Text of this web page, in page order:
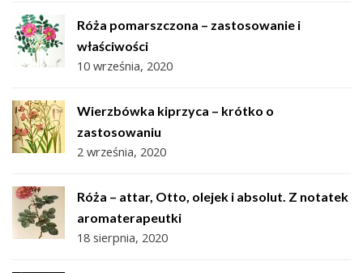
Róża pomarszczona – zastosowanie i
właściwości
10 września, 2020
Wierzbówka kiprzyca – krótko o
zastosowaniu
2 września, 2020
Róża – attar, Otto, olejek i absolut. Z notatek
aromaterapeutki
18 sierpnia, 2020